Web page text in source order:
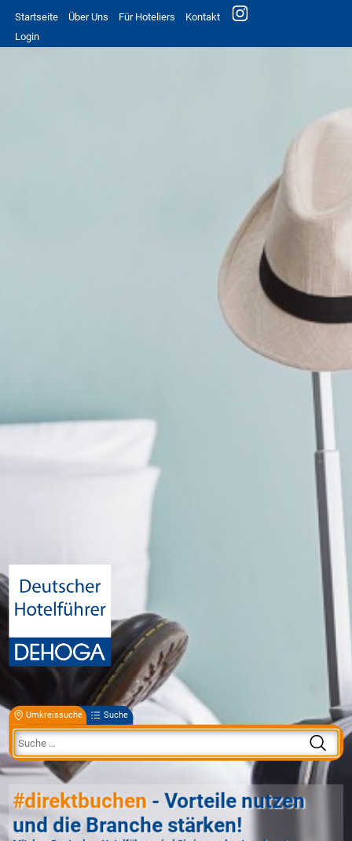
Startseite Über Uns Für Hoteliers
Kontakt
Login
Umkreissuche Suche
#direktbuchen - Vorteile nutzen
und die Branche stärken!